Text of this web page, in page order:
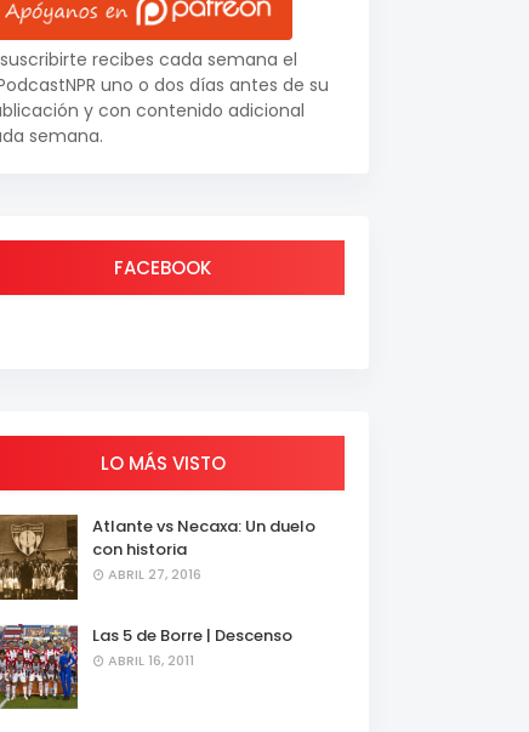
recibes cada semana el
uno o dos días antes de su
y con contenido adicional
semana.
FACEBOOK
LO MÁS VISTO
Atlante vs Necaxa: Un duelo
con historia
ABRIL 27, 2016
Las 5 de Borre | Descenso
ABRIL 16, 2011